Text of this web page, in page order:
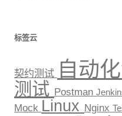
标签云
契约测试 自动
测试 Postman
Mock Linux Nginx